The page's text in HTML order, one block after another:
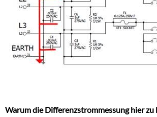
Warum die Differenzstrommessung hier zu